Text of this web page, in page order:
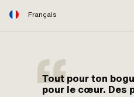
Français
Tout pour ton
pour le cœur. Des